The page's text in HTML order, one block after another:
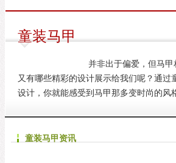
童装马甲
并非出于偏爱，但马
又有哪些精彩的设计展示给我们呢？通
设计，你就能感受到马甲那多变时尚的风
童装马甲资讯